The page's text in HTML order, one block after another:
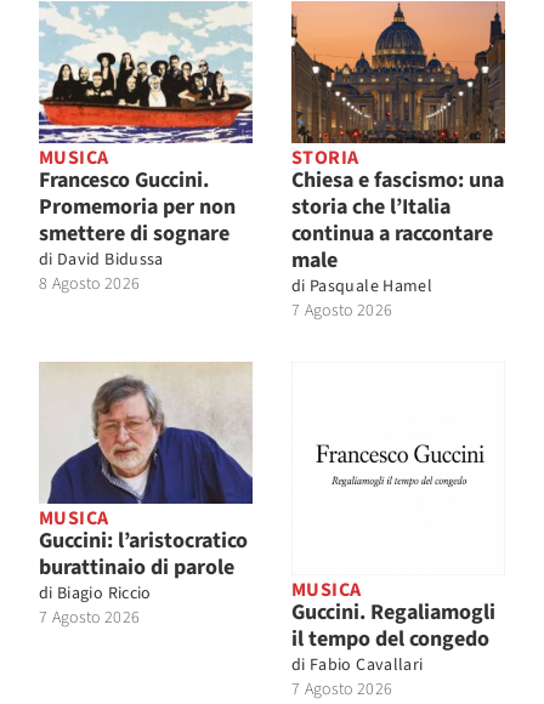
MUSICA
Francesco Guccini.
Promemoria per non
smettere di sognare
di David Bidussa
8 Agosto 2026
STORIA
Chiesa e fascismo: una
storia che l’Italia
continua a raccontare
male
di Pasquale Hamel
7 Agosto 2026
MUSICA
Guccini: l’aristocratico
burattinaio di parole
di Biagio Riccio
7 Agosto 2026
MUSICA
Guccini. Regaliamogli
il tempo del congedo
di Fabio Cavallari
7 Agosto 2026